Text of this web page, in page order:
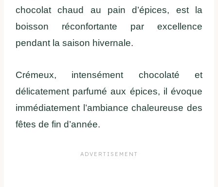
chocolat chaud au pain d’épices, est la
boisson réconfortante par excellence
pendant la saison hivernale.
Crémeux, intensément chocolaté et
délicatement parfumé aux épices, il évoque
immédiatement l’ambiance chaleureuse des
fêtes de fin d’année.